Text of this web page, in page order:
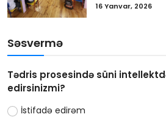
16 Yanvar, 2026
Səsvermə
Tədris prosesində süni
edirsinizmi?
İstifadə edirəm